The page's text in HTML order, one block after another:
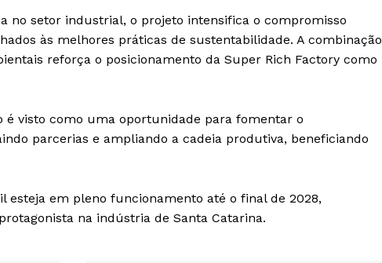
no setor industrial, o projeto intensifica o compromisso
às melhores práticas de sustentabilidade. A combinação
reforça o posicionamento da Super Rich Factory como
é visto como uma oportunidade para fomentar o
parcerias e ampliando a cadeia produtiva, beneficiando
esteja em pleno funcionamento até o final de 2028,
na indústria de Santa Catarina.